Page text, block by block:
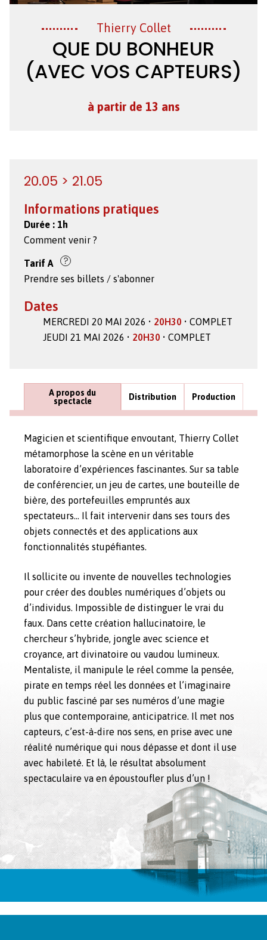
Création
Thierry Collet
QUE DU BONHEUR
(AVEC VOS CAPTEURS)
à partir de 13 ans
20.05 > 21.05
Informations pratiques
Durée : 1h
Comment venir ?
Tarif A
Prendre ses billets / s'abonner
Dates
MERCREDI 20 MAI 2026 • 20H30 • COMPLET
JEUDI 21 MAI 2026 • 20H30 • COMPLET
A propos du
spectacle
Distribution Production
Magicien et scientifique envoutant, Thierry Collet
métamorphose la scène en un véritable
laboratoire d’expériences fascinantes. Sur sa table
de conférencier, un jeu de cartes, une bouteille de
bière, des portefeuilles empruntés aux
spectateurs… Il fait intervenir dans ses tours des
objets connectés et des applications aux
fonctionnalités stupéfiantes.
Il sollicite ou invente de nouvelles technologies
pour créer des doubles numériques d’objets ou
d’individus. Impossible de distinguer le vrai du
faux. Dans cette création hallucinatoire, le
chercheur s’hybride, jongle avec science et
croyance, art divinatoire ou vaudou lumineux.
Mentaliste, il manipule le réel comme la pensée,
pirate en temps réel les données et l’imaginaire
du public fasciné par ses numéros d’une magie
plus que contemporaine, anticipatrice. Il met nos
capteurs, c’est-à-dire nos sens, en prise avec une
réalité numérique qui nous dépasse et dont il use
avec habileté. Et là, le résultat absolument
spectaculaire va en époustoufler plus d’un !